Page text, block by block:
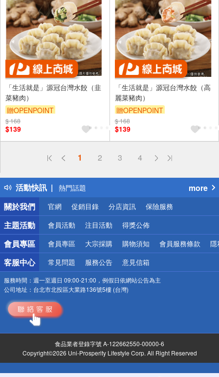
「生活就是」源冠台灣水餃（韭
菜豬肉）
贈OPENPOINT
$ 168
$139
「生活就是」源冠台灣水餃（高
麗菜豬肉）
贈OPENPOINT
$ 168
$139
1 2 3 4
活動快訊
偏遠地區配送
得獎公告
熱門話題
銀行優惠
偏遠地區配送
詐騙網頁！請小心！
more
關於我們
官網 促銷目錄 分店資訊 保險服務
主題活動 會員活動 注目活動 得獎公佈
會員專區 會員專區 大宗採購 購物須知 會員服務條款 隱
客服中心 常見問題 服務公告 意見信箱
服務時間： 週一至週日 09:00-21:00，例假日依網站公告為主
公司地址： 台北市北投區大業路136號5樓 (台灣)
食品業者登錄字號 A-122662550-00000-6
Copyright©2026 Uni-Prosperity Lifestyle Corp. All Right Reserved